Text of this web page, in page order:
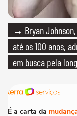
→ Bryan
até os 100 anos,
em busca pela
É a carta da mudança